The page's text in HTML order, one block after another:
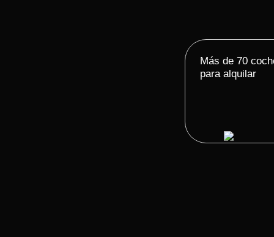
Más de 70
para alquilar